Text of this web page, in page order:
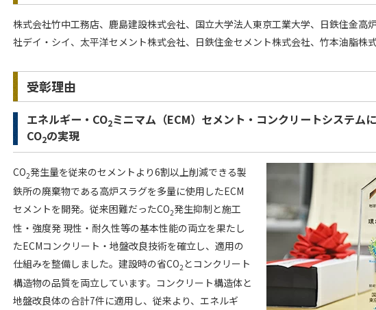
株式会社竹中工務店、鹿島建設株式会社、国立大学法人東京工業大学、日鉄住金高
社デイ・シイ、太平洋セメント株式会社、日鉄住金セメント株式会社、竹本油脂株式
受彰理由
エネルギー・CO2ミニマム（ECM）セメント・コンクリートシステム
CO2の実現
CO2発生量を従来のセメントより6割以上削減できる製
鉄所の廃棄物である高炉スラグを多量に使用したECM
セメントを開発。従来困難だったCO2発生抑制と施工
性・強度発 現性・耐久性等の基本性能の両立を果たし
たECMコンクリート・地盤改良技術を確立し、適用の
仕組みを整備しました。建設時の省CO2 とコンクリート
構造物の品質を両立しています。コンクリート構造体と
地盤改良体の合計7件に適用し、従来より、エネルギ